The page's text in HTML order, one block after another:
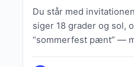
Du står med
siger 18 grader og sol,
“sommerfest pænt” —